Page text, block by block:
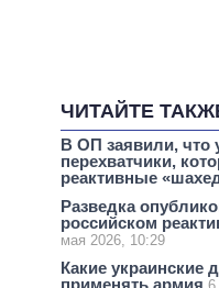
ЧИТАЙТЕ
В ОП заявили, что
перехватчики,
реактивные
Разведка
российском
мая 2026, 10:29
Какие украинские